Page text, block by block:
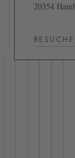
20354